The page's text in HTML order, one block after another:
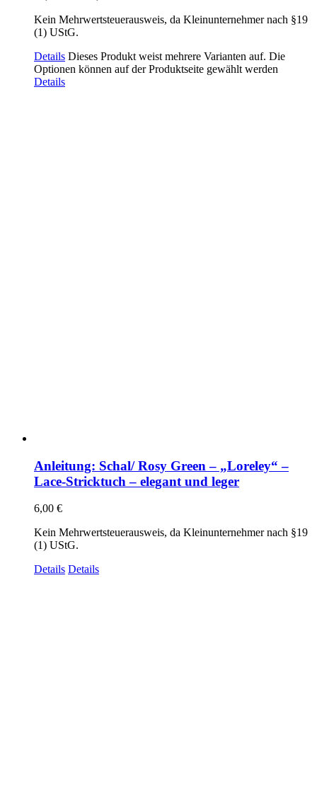
Kein Mehrwertsteuerausweis, da Kleinunternehmer nach §19
(1) UStG.
Details Dieses Produkt weist mehrere Varianten auf. Die
Optionen können auf der Produktseite gewählt werden
Details
Anleitung: Schal/ Rosy Green – „Loreley“ –
Lace-Stricktuch – elegant und leger
6,00 €
Kein Mehrwertsteuerausweis, da Kleinunternehmer nach §19
(1) UStG.
Details Details